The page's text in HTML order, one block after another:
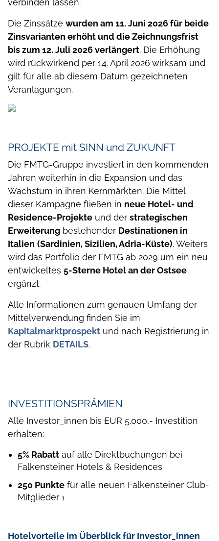
verbinden lassen.
Die Zinssätze wurden am 11. Juni 2026 für beide
Zinsvarianten erhöht und die Zeichnungsfrist
bis zum 12. Juli 2026 verlängert. Die Erhöhung
wird rückwirkend per 14. April 2026 wirksam und
gilt für alle ab diesem Datum gezeichneten
Veranlagungen.
PROJEKTE mit SINN und ZUKUNFT
Die FMTG-Gruppe investiert in den kommenden
Jahren weiterhin in die Expansion und das
Wachstum in ihren Kernmärkten. Die Mittel
dieser Kampagne fließen in neue Hotel- und
Residence-Projekte und der strategischen
Erweiterung bestehender Destinationen in
Italien (Sardinien, Sizilien, Adria-Küste). Weiters
wird das Portfolio der FMTG ab 2029 um ein neu
entwickeltes 5-Sterne Hotel an der Ostsee
ergänzt.
Alle Informationen zum genauen Umfang der
Mittelverwendung finden Sie im
Kapitalmarktprospekt und nach Registrierung in
der Rubrik DETAILS.
INVESTITIONSPRÄMIEN
Alle Investor_innen bis EUR 5.000,- Investition
erhalten:
5% Rabatt auf alle Direktbuchungen bei
Falkensteiner Hotels & Residences
250 Punkte für alle neuen Falkensteiner Club-
Mitglieder 1
Hotelvorteile im Überblick für Investor_innen